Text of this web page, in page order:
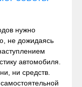
нужно
не дожидаясь
автомобиля.
ни средств.